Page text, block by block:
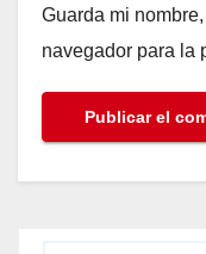
Guarda mi
navegador para la